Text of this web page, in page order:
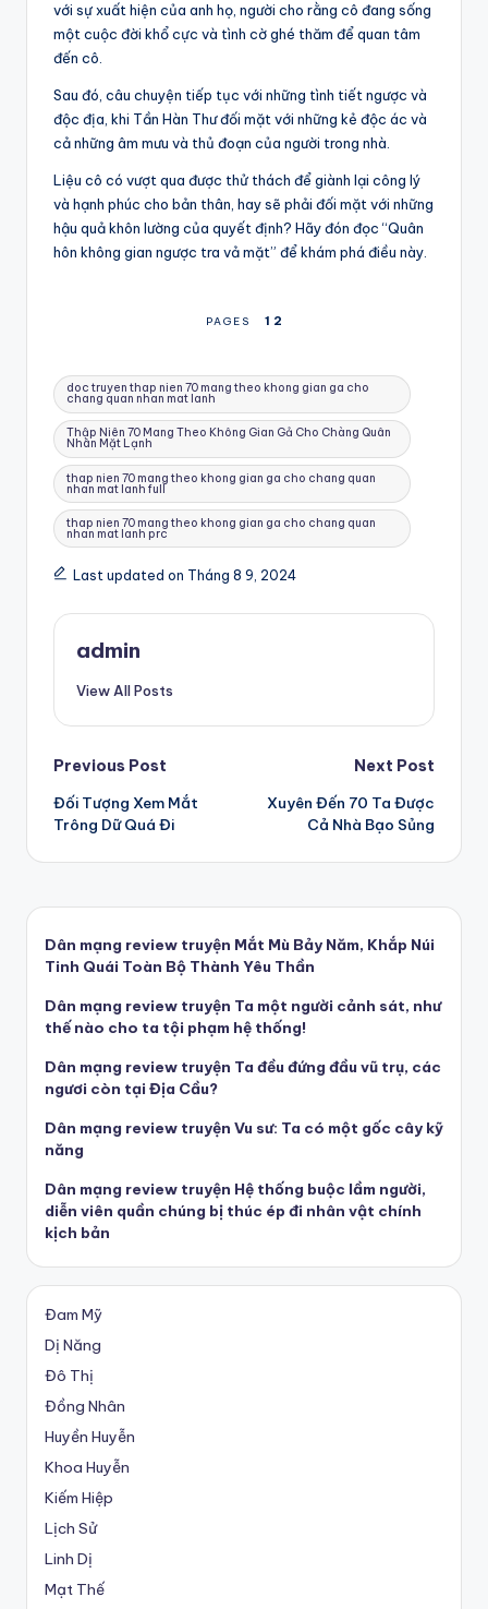
với sự xuất hiện của anh họ, người cho rằng cô đang sống
một cuộc đời khổ cực và tình cờ ghé thăm để quan tâm
đến cô.
Sau đó, câu chuyện tiếp tục với những tình tiết ngược và
độc địa, khi Tần Hàn Thư đối mặt với những kẻ độc ác và
cả những âm mưu và thủ đoạn của người trong nhà.
Liệu cô có vượt qua được thử thách để giành lại công lý
và hạnh phúc cho bản thân, hay sẽ phải đối mặt với những
hậu quả khôn lường của quyết định? Hãy đón đọc “Quân
hôn không gian ngược tra vả mặt” để khám phá điều này.
PAGES 1 2
Tags:
doc truyen thap nien 70 mang theo khong gian ga cho
chang quan nhan mat lanh
Thập Niên 70 Mang Theo Không Gian Gả Cho Chàng Quân
Nhân Mặt Lạnh
thap nien 70 mang theo khong gian ga cho chang quan
nhan mat lanh full
thap nien 70 mang theo khong gian ga cho chang quan
nhan mat lanh prc
Last updated on Tháng 8 9, 2024
admin
View All Posts
Post
navigation
Previous Post
Đối Tượng Xem Mắt
Trông Dữ Quá Đi
Next Post
Xuyên Đến 70 Ta Được
Cả Nhà Bạo Sủng
Dân mạng review truyện Mắt Mù Bảy Năm, Khắp Núi
Tinh Quái Toàn Bộ Thành Yêu Thần
Dân mạng review truyện Ta một người cảnh sát, như
thế nào cho ta tội phạm hệ thống!
Dân mạng review truyện Ta đều đứng đầu vũ trụ, các
ngươi còn tại Địa Cầu?
Dân mạng review truyện Vu sư: Ta có một gốc cây kỹ
năng
Dân mạng review truyện Hệ thống buộc lầm người,
diễn viên quần chúng bị thúc ép đi nhân vật chính
kịch bản
Đam Mỹ
Dị Năng
Đô Thị
Đồng Nhân
Huyền Huyễn
Khoa Huyễn
Kiếm Hiệp
Lịch Sử
Linh Dị
Mạt Thế